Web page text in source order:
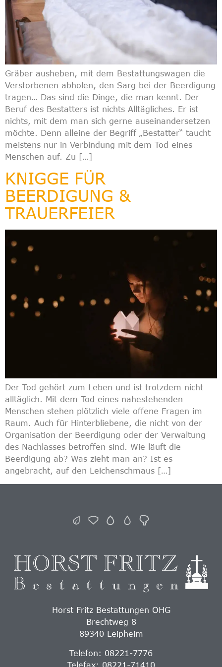
Gräber ausheben, mit dem Bestattungswagen die
Verstorbenen abholen, den Sarg bei der Beerdigung
tragen… Das sind die Dinge, die man kennt. Der
Beruf des Bestatters ist nichts Alltägliches. Er ist
nichts, mit dem man sich gerne auseinandersetzen
möchte. Denn alleine der Begriff „Bestatter“ taucht
meistens nur in Verbindung mit dem Tod eines
Menschen auf. Zu […]
KNIGGE FÜR
BEERDIGUNG &
TRAUERFEIER
Der Tod gehört zum Leben und ist trotzdem nicht
alltäglich. Mit dem Tod eines nahestehenden
Menschen stehen plötzlich viele offene Fragen im
Raum. Auch für Hinterbliebene, die nicht von der
Organisation der Beerdigung oder der Verwaltung
des Nachlasses betroffen sind. Wie läuft die
Beerdigung ab? Was zieht man an? Ist es
angebracht, auf den Leichenschmaus […]
Horst Fritz Bestattungen OHG
Brechtweg 8
89340 Leipheim
Telefon: 08221-7776
Telefax: 08221-71410